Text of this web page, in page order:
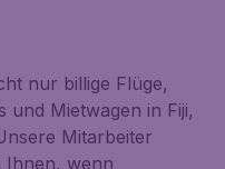
nur billige Flüge,
und Mietwagen in Fiji,
Mitarbeiter
Ihnen, wenn